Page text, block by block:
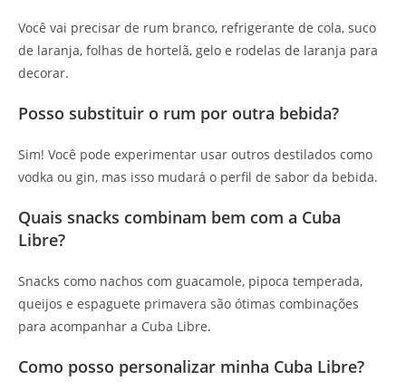
Você vai precisar de rum branco, refrigerante de cola, suco
de laranja, folhas de hortelã, gelo e rodelas de laranja para
decorar.
Posso substituir o rum por outra bebida?
Sim! Você pode experimentar usar outros destilados como
vodka ou gin, mas isso mudará o perfil de sabor da bebida.
Quais snacks combinam bem com a Cuba
Libre?
Snacks como nachos com guacamole, pipoca temperada,
queijos e espaguete primavera são ótimas combinações
para acompanhar a Cuba Libre.
Como posso personalizar minha Cuba Libre?